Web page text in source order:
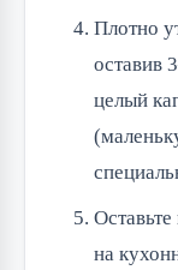
Плотно
оставив
целый
на